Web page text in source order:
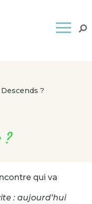
Descends ?
qui va
: aujourd’hui